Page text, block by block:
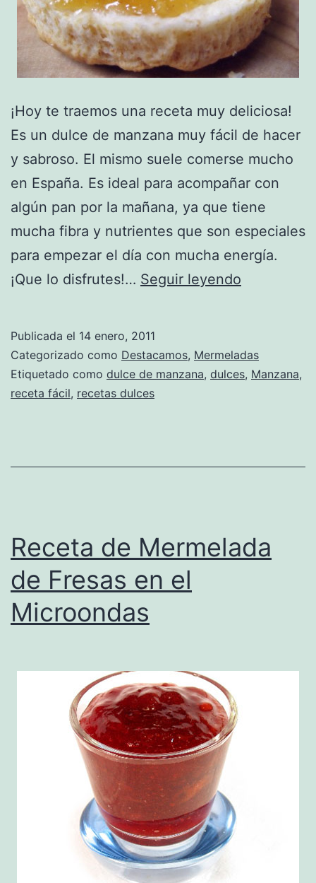
¡Hoy te traemos una receta muy deliciosa!
Es un dulce de manzana muy fácil de hacer
y sabroso. El mismo suele comerse mucho
en España. Es ideal para acompañar con
algún pan por la mañana, ya que tiene
mucha fibra y nutrientes que son especiales
para empezar el día con mucha energía.
¡Que lo disfrutes!… Seguir leyendo
de
Manzana
Publicada el 14 enero, 2011
Categorizado como Destacamos, Mermeladas
Etiquetado como dulce de manzana, dulces, Manzana,
receta fácil, recetas dulces
Receta de Mermelada
de Fresas en el
Microondas